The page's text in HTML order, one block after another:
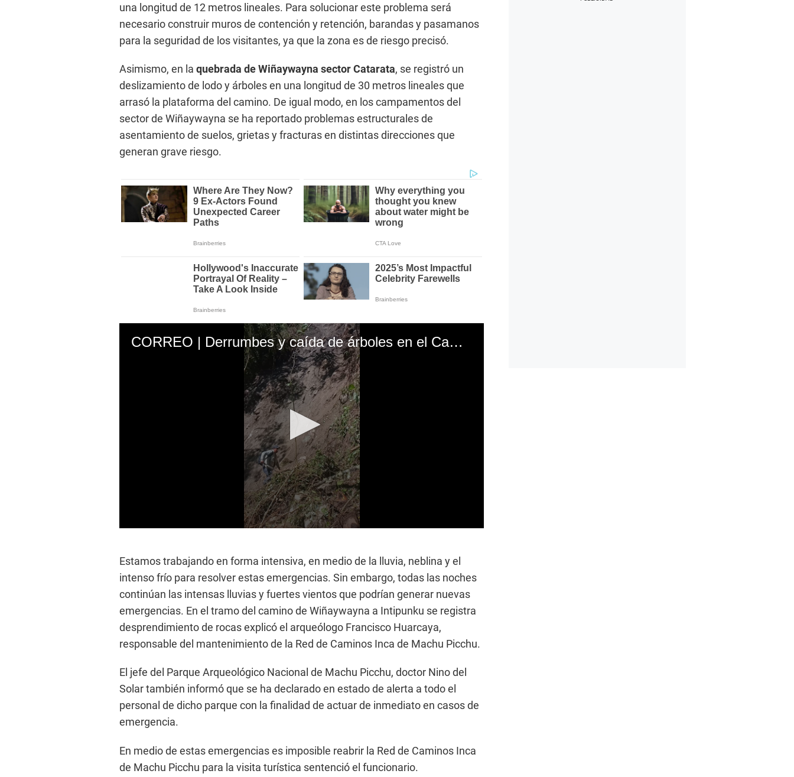
una longitud de 12 metros lineales. Para solucionar este problema será
necesario construir muros de contención y retención, barandas y pasamanos
para la seguridad de los visitantes, ya que la zona es de riesgo precisó.
Asimismo, en la quebrada de Wiñaywayna sector Catarata, se registró un
deslizamiento de lodo y árboles en una longitud de 30 metros lineales que
arrasó la plataforma del camino. De igual modo, en los campamentos del
sector de Wiñaywayna se ha reportado problemas estructurales de
asentamiento de suelos, grietas y fracturas en distintas direcciones que
generan grave riesgo.
CORREO | Derrumbes y caída de árboles en el Camino Inca a Machu Picchu
c
n
s
o
f
1
s
o
n
d
s
V
o
m
9
Estamos trabajando en forma intensiva, en medio de la lluvia, neblina y el
intenso frío para resolver estas emergencias. Sin embargo, todas las noches
continúan las intensas lluvias y fuertes vientos que podrían generar nuevas
emergencias. En el tramo del camino de Wiñaywayna a Intipunku se registra
desprendimiento de rocas explicó el arqueólogo Francisco Huarcaya,
responsable del mantenimiento de la Red de Caminos Inca de Machu Picchu.
El jefe del Parque Arqueológico Nacional de Machu Picchu, doctor Nino del
Solar también informó que se ha declarado en estado de alerta a todo el
personal de dicho parque con la finalidad de actuar de inmediato en casos de
emergencia.
En medio de estas emergencias es imposible reabrir la Red de Caminos Inca
de Machu Picchu para la visita turística sentenció el funcionario.